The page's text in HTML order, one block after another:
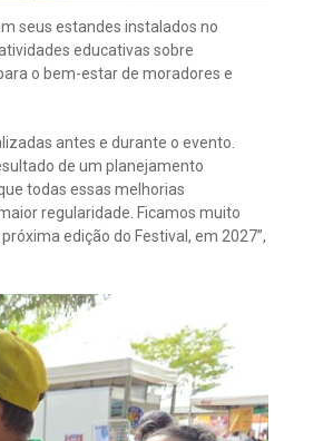
seus estandes instalados no
educativas sobre
o bem-estar de moradores e
antes e durante o evento.
de um planejamento
todas essas melhorias
regularidade. Ficamos muito
edição do Festival, em 2027”,